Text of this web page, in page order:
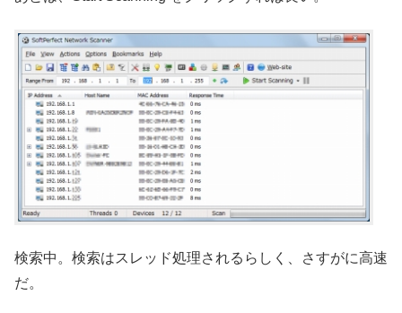
検索中。検索はスレッド処理されるらしく、さすがに高速
だ。